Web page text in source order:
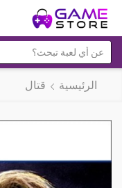
الرئيسية قتال